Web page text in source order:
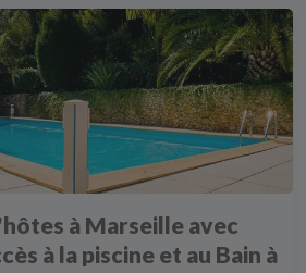
à Marseille avec
à la piscine et au Bain à